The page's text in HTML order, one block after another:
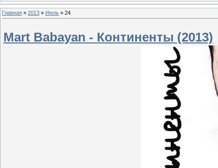
Главная » 2013 » Июль » 24
Mart Babayan - Континенты (2013)